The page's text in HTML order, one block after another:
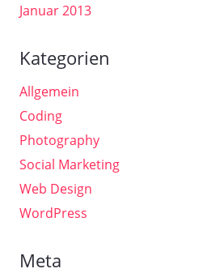
Januar 2013
Kategorien
Allgemein
Coding
Photography
Social Marketing
Web Design
WordPress
Meta